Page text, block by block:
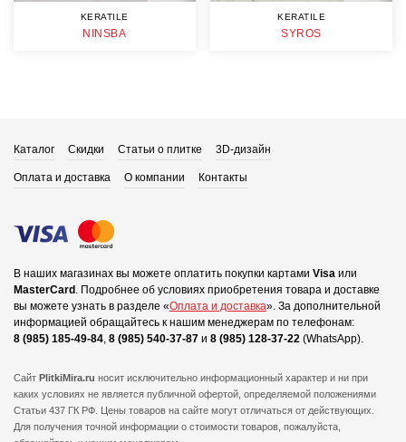
KERATILE
NINSBA
KERATILE
SYROS
Каталог Скидки Статьи о плитке 3D-дизайн
Оплата и доставка О компании Контакты
В наших магазинах вы можете оплатить покупки картами Visa или
MasterCard . Подробнее об условиях приобретения товара и доставке
вы можете узнать в разделе «Оплата и доставка». За дополнительной
информацией обращайтесь к нашим менеджерам по телефонам:
8 (985) 185-49-84, 8 (985) 540-37-87 и 8 (985) 128-37-22 (WhatsApp).
Сайт PlitkiMira.ru носит исключительно информационный характер и ни при
каких условиях не является публичной офертой, определяемой положениями
Статьи 437 ГК РФ. Цены товаров на сайте могут отличаться от действующих.
Для получения точной информации о стоимости товаров, пожалуйста,